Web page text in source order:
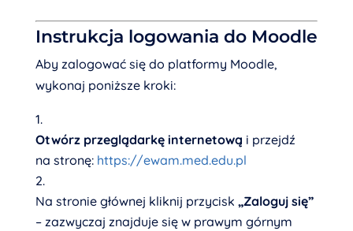
Instrukcja logowania do Moodle
Aby zalogować się do platformy Moodle,
wykonaj poniższe kroki:
Otwórz przeglądarkę internetową i przejdź
na stronę: https://ewam.med.edu.pl
Na stronie głównej kliknij przycisk „Zaloguj się”
– zazwyczaj znajduje się w prawym górnym